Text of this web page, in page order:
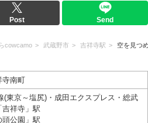
Post Send
cowcamo 武蔵野市 吉祥寺駅 空を見つ
寺南町
(東京～塩尻)・成田エクスプレス・総武
祥寺」駅
公園」駅